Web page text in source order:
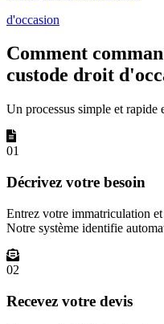
d'occasion
Comment
custode droit
Un processus simple et rapide
01
Décrivez votre besoin
Entrez votre immatriculation
Notre système identifie
02
Recevez votre devis